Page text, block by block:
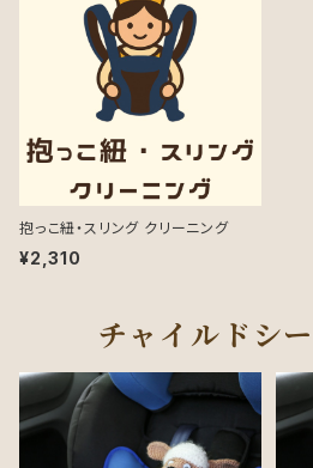
抱っこ紐・スリング クリーニング
¥2,310
チャイルドシ